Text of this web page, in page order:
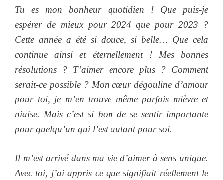
Tu es mon bonheur quotidien ! Que puis-je
espérer de mieux pour 2024 que pour 2023 ?
Cette année a été si douce, si belle… Que cela
continue ainsi et éternellement ! Mes bonnes
résolutions ? T’aimer encore plus ? Comment
serait-ce possible ? Mon cœur dégouline d’amour
pour toi, je m’en trouve même parfois mièvre et
niaise. Mais c’est si bon de se sentir importante
pour quelqu’un qui l’est autant pour soi.
Il m’est arrivé dans ma vie d’aimer à sens unique.
Avec toi, j’ai appris ce que signifiait réellement le